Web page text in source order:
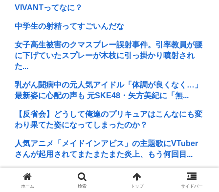
VIVANTってなに？
中学生の射精ってすごいんだな
女子高生被害のクマスプレー誤射事件。引率教員が腰
に下げていたスプレーが木枝に引っ掛かり噴射され
た...
乳がん闘病中の元人気アイドル「体調が良くなく…」
最新姿に心配の声も 元SKE48・矢方美紀に「無...
【反省会】どうして俺達のプリキュアはこんなにも変
わり果てた姿になってしまったのか？
人気アニメ「メイドインアビス」の主題歌にVTuber
さんが起用されてまたまたまた炎上、もう何回目...
22歳女性、商業施設で通りすがりの面識無い女子中学
生にラリアットして逮捕される
ホーム 検索 トップ サイドバー